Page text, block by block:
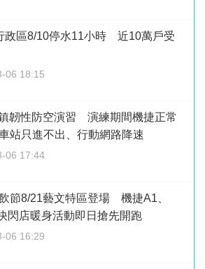
政區8/10停水11小時 近10萬戶受
06 18:15
韌性防空演習 演練期間機捷正常
站只進不出、行動網路降速
06 17:44
節8/21藝文特區登場 機捷A1、
閃店暖身活動即日搶先開跑
06 16:29